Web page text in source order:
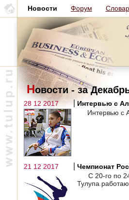
Новости Форум
Новости - за
28 12 2017
Интервью с
Интервью с
21 12 2017
Чемпионат
С 20-го по
Тулупа